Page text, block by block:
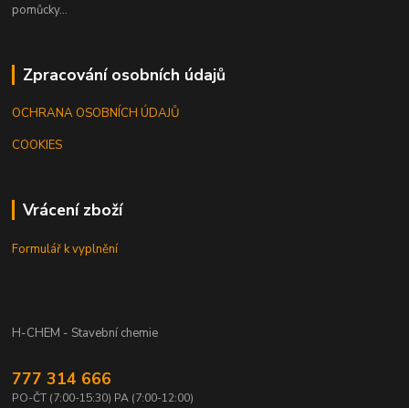
pomůcky...
Zpracování osobních údajů
OCHRANA OSOBNÍCH ÚDAJŮ
COOKIES
Vrácení zboží
Formulář k vyplnění
H-CHEM - Stavební chemie
777 314 666
PO-ČT (7:00-15:30) PA (7:00-12:00)